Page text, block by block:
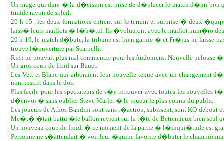
Un orage qui dure � la d�cision est prise de d�placer le match d�un
timide rayon de soleil.
20 h 15 , les deux formations entrent sur le terrain et surprise � deux
laiss� leurs maillots � l�h�tel. Ils �volueront avec le maillot num�ro
20 h 19, le match d�bute, la tribune est bien garnie � et Fr�jus ne laisse
trouve l�ouverture par Scarpelli.
Rien ne pouvait plus mal commencer pour les Audoniens. Nouvelle
Un gros coup de froid sur Bauer.
Les Vert et Blanc qui arboraient leur nouvelle tenue avec un
nom inscrit dans le dos.
Plus facile pour les spectateurs de s�y retrouver avec toutes les nouvelles
d�envoi � sans oublier Steve Marlet � le joueur le plus connu du public.
Les joueurs de Athos Bandini sont sans r�action, subissent, sont KO
Me�t� �tait battu �le ballon revient sur la t�te de Betremieux bien seul
Un nouveau coup de froid, � ce moment de la partie � l�inqui�tude est
Personne ne s�attendait � voir leur �quipe favorite d�buter le